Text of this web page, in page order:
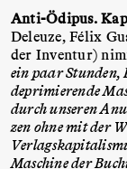
Anti-Ödipus.
Deleuze, Félix
der Inventur)
ein paar Stunden,
deprimierende
durch unseren
zen ohne mit der
Maschine der